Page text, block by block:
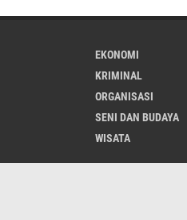
EKONOMI
KRIMINAL
ORGANISASI
SENI DAN BUDAYA
WISATA